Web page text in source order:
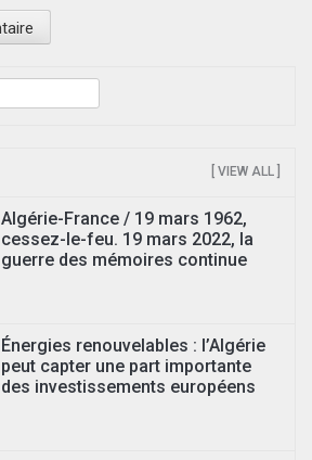
[ VIEW ALL ]
Algérie-France / 19 mars 1962,
cessez-le-feu. 19 mars 2022, la
guerre des mémoires continue
Énergies renouvelables : l’Algérie
peut capter une part importante
des investissements européens